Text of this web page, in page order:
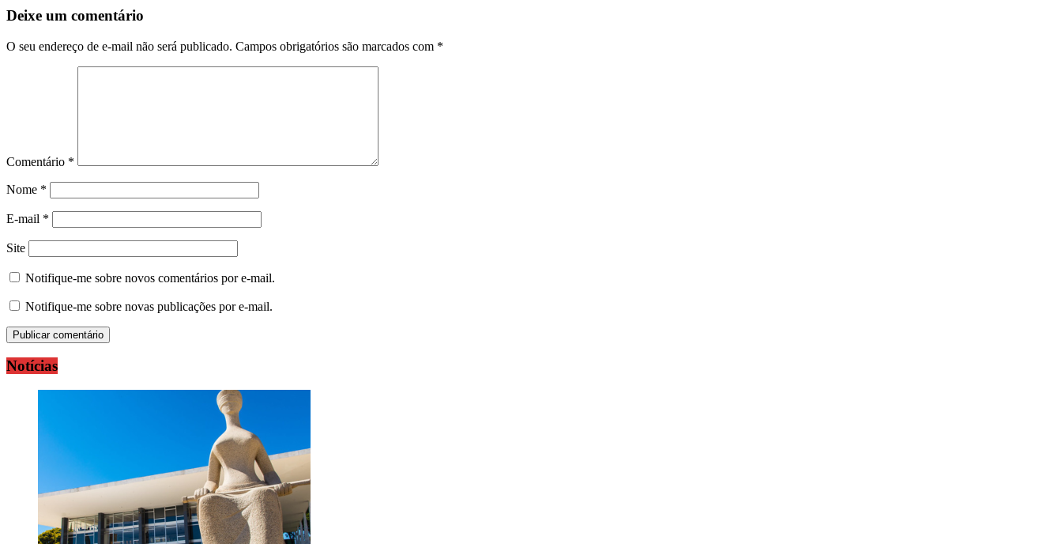
de
julgamento
de
–
25/03/2015
Deixe um comentário
O seu endereço de e-mail não será publicado. Campos obrigatórios são marcados com *
Comentário *
Nome *
E-mail *
Site
Notifique-me sobre novos comentários por e-mail.
Notifique-me sobre novas publicações por e-mail.
Notícias